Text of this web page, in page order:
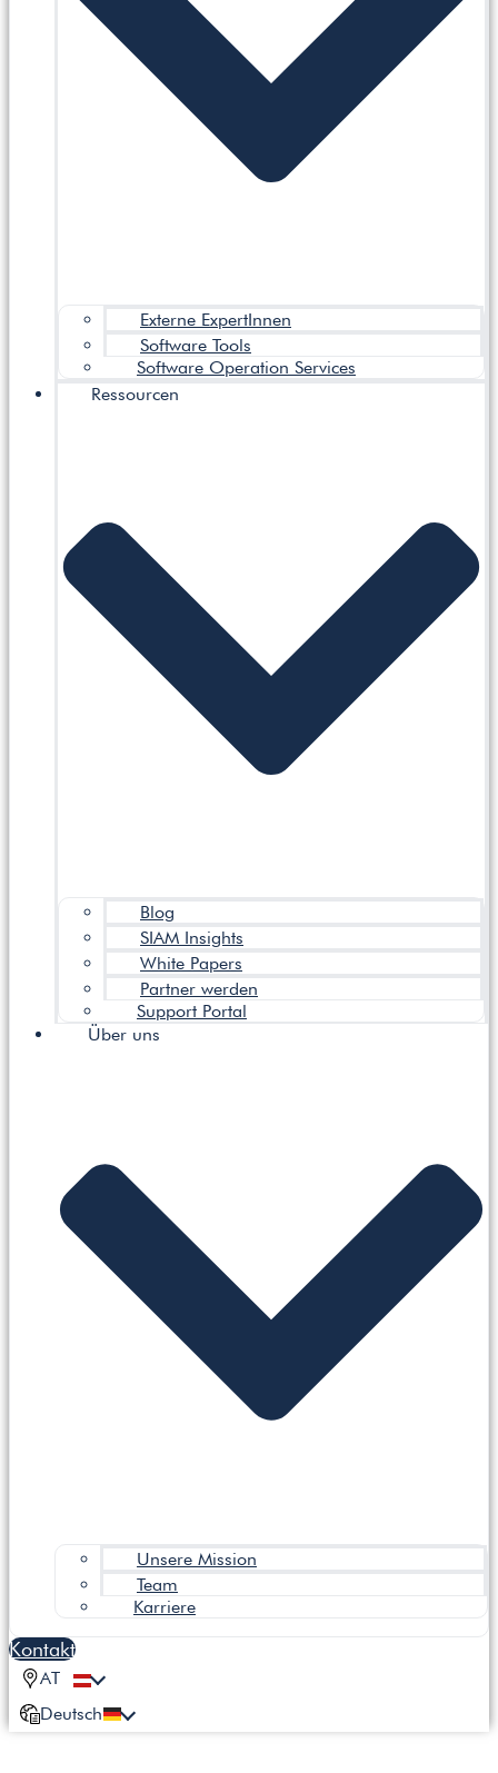
Externe ExpertInnen
Software Tools
Software Operation Services
Ressourcen
Blog
SIAM Insights
White Papers
Partner werden
Support Portal
Über uns
Unsere Mission
Team
Karriere
Kontakt
AT
Deutsch